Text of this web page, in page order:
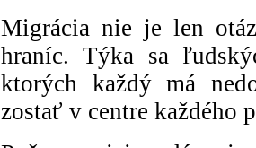
Migrácia nie je len
hraníc. Týka sa
ktorých každý má
zostať v centre každého